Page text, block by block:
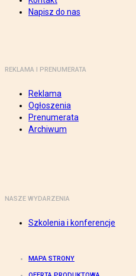
Napisz do nas
REKLAMA I PRENUMERATA
Reklama
Ogłoszenia
Prenumerata
Archiwum
NASZE WYDARZENIA
Szkolenia i konferencje
MAPA STRONY